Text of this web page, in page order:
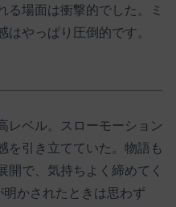
る場面は衝撃的でした。ミ
はやっぱり圧倒的です。
レベル。スローモーション
を引き立てていた。物語も
開で、気持ちよく締めてく
明かされたときは思わず